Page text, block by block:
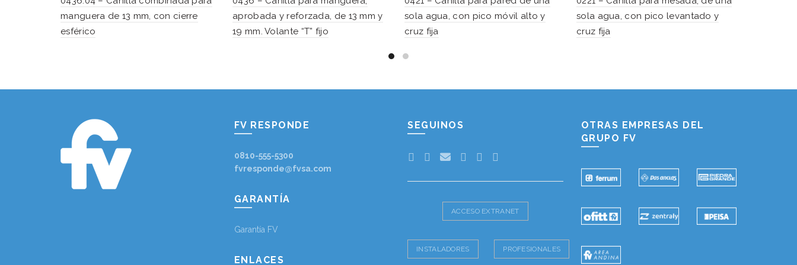
manguera de 13 mm, con cierre
esférico
aprobada y reforzada, de 13 mm y
19 mm. Volante “T” fijo
sola agua, con pico móvil alto y
cruz fija
sola agua, con pico levantado y
cruz fija
FV RESPONDE
0810-555-5300
fvresponde@fvsa.com
GARANTÍA
Garantía FV
ENLACES
SEGUINOS
ACCESO EXTRANET
INSTALADORES PROFESIONALES
OTRAS EMPRESAS DEL
GRUPO FV